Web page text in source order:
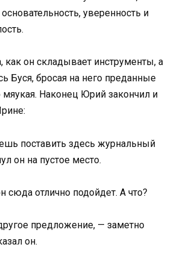
уверенность и
как он складывает инструменты, а
Буся, бросая на него преданные
мяукая. Наконец Юрий закончил и
поставить здесь журнальный
он на пустое место.
отлично подойдет. А что?
предложение, — заметно
он.